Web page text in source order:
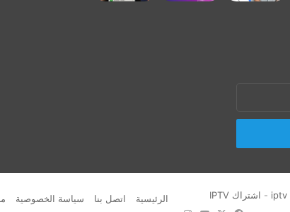
- اشتراك IPTV الرئيسية اتصل بنا سياسة الخصوصية